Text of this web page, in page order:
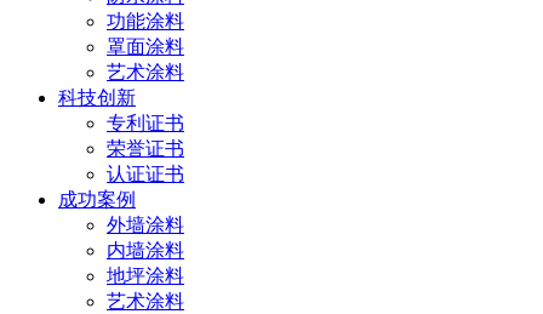
功能涂料
罩面涂料
艺术涂料
科技创新
专利证书
荣誉证书
认证证书
成功案例
外墙涂料
内墙涂料
地坪涂料
艺术涂料